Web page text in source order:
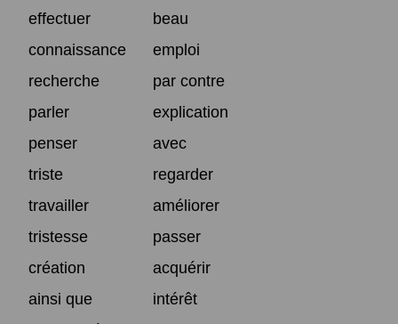
effectuer
beau
connaissance
emploi
recherche
par contre
parler
explication
penser
avec
triste
regarder
travailler
améliorer
tristesse
passer
création
acquérir
ainsi que
intérêt